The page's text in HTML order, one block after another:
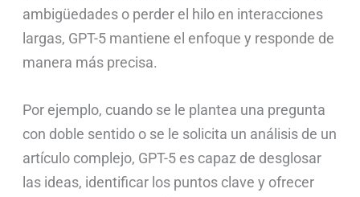
ambigüedades o perder el hilo en interacciones
largas, GPT-5 mantiene el enfoque y responde de
manera más precisa.
Por ejemplo, cuando se le plantea una pregunta
con doble sentido o se le solicita un análisis de un
artículo complejo, GPT-5 es capaz de desglosar
las ideas, identificar los puntos clave y ofrecer